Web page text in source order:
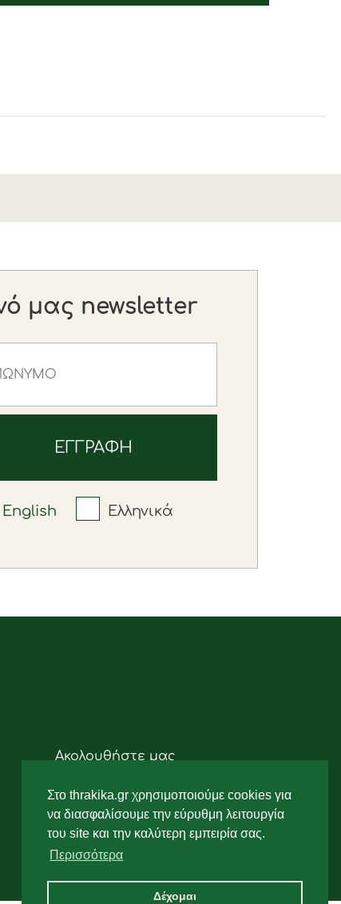
Στο thrakika.gr χρησιμοποιούμε cookies για
να διασφαλίσουμε την εύρυθμη λειτουργία
του site και την καλύτερη εμπειρία σας.
Περισσότερα
Δέχομαι
μας newsletter
English Ελληνικά
Ακολουθήστε μας